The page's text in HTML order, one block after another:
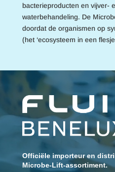
bacterieproducten en vijver-
waterbehandeling. De
doordat de organismen op
(het ‘ecosysteem in een
Officiële importeur en
Microbe-Lift-assortiment.